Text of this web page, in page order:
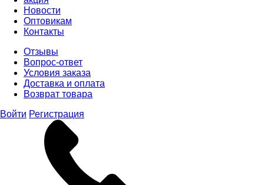
Новости
Оптовикам
Контакты
Отзывы
Вопрос-ответ
Условия заказа
Доставка и оплата
Возврат товара
Войти Регистрация